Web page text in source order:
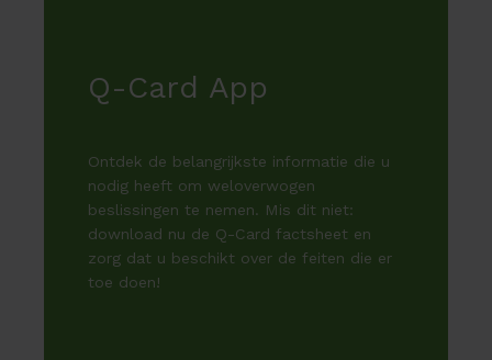
Q-Card App
Ontdek de belangrijkste informatie die u
nodig heeft om weloverwogen
beslissingen te nemen. Mis dit niet:
download nu de Q-Card factsheet en
zorg dat u beschikt over de feiten die er
toe doen!